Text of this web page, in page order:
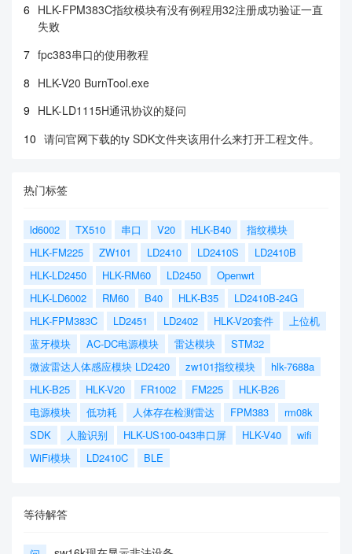
6 HLK-FPM383C指纹模块有没有例程用32注册成功验证一直
失败
7 fpc383串口的使用教程
8 HLK-V20 BurnTool.exe
9 HLK-LD1115H通讯协议的疑问
10 请问官网下载的ty SDK文件夹该用什么来打开工程文件。
热门标签
ld6002 TX510 串口 V20 HLK-B40
指纹模块
HLK-FM225
ZW101 LD2410 LD2410S
LD2410B
HLK-LD2450
HLK-RM60 LD2450
Openwrt
HLK-LD6002
RM60 B40 HLK-B35
LD2410B-24G
HLK-FPM383C
LD2451 LD2402 HLK-V20套件
上位机
蓝牙模块
AC-DC电源模块 雷达模块
STM32
微波雷达人体感应模块 LD2420
zw101指纹模块
hlk-7688a
HLK-B25
HLK-V20 FR1002 FM225
HLK-B26
电源模块
低功耗 人体存在检测雷达 FPM383
rm08k
SDK
人脸识别 HLK-US100-043串口屏 HLK-V40
wifi
WiFi模块
LD2410C BLE
等待解答